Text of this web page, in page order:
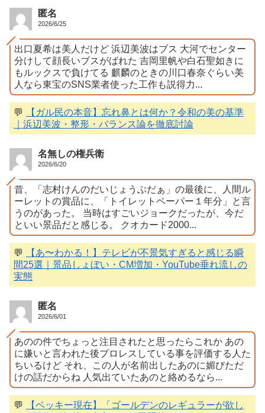
匿名
2026/6/25
出口夏希は美人だけど 浜辺美波はブス 大河でセンター
分けして顔長いブスがばれた 吉岡里帆や白石聖如きに
もルックスで負けてる 麒麟のときの川口春奈ぐらい美
人なら東宝のSNS業者使った工作も説得力...
💬
【ガル民の本音】忘れ鼻とは何か？令和の美の基準
｜浜辺美波・整形・バランス論を徹底討論
名無しの権兵衛
2026/6/20
昔、「志村けんのだいじょうぶだぁ」の最後に、人間ル
ーレットの賞品に、「トイレットペーパー１年分」と言
うのがあった。 当時はすごいジョークだったが、今だ
といい景品だと感じる。 クオカード2000...
💬
【あ〜わかる！】テレビが不景気すぎると感じる瞬
間25選｜景品しょぼい・CM増加・YouTube垂れ流しの
実態
匿名
2026/6/01
あのの件でちょっと注目されたと思ったらこれか あの
に嫌いと言われた後プロレスしている事を評価する人た
ちいるけど それ、この人が名前出したあのに媚びただ
けの話だからね 人気出ていたあのと絡めるなら...
💬
【ベッキー現在】「ゴールデンのレギュラーが欲し